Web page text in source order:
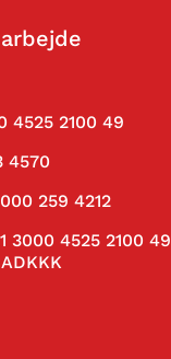
4525 2100 49
4570
259 4212
3000 4525 2100 49